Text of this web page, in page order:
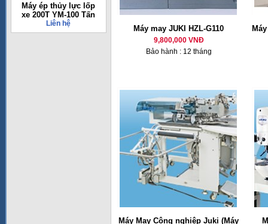
Máy ép thủy lực lốp
xe 200T YM-100 Tấn
Liên hệ
Máy may JUKI HZL-G110
9,800,000 VNĐ
Bảo hành : 12 tháng
Máy May Công nghiệp Juki (Máy